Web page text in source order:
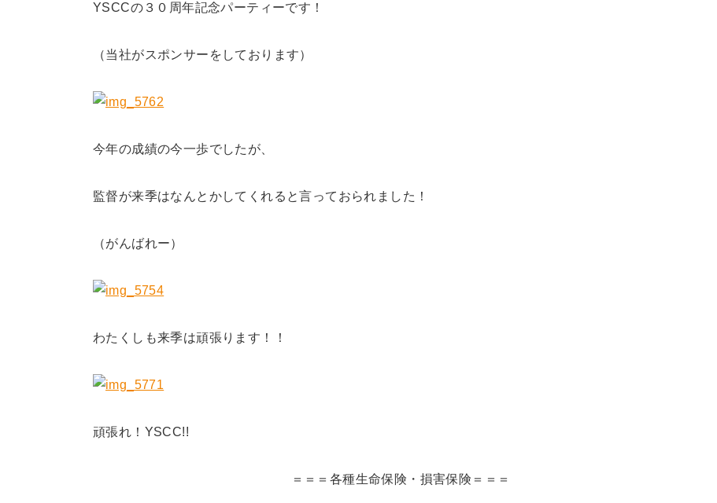
YSCCの３０周年記念パーティーです！
（当社がスポンサーをしております）
今年の成績の今一歩でしたが、
監督が来季はなんとかしてくれると言っておられました！
（がんばれー）
わたくしも来季は頑張ります！！
頑張れ！YSCC!!
＝＝＝各種生命保険・損害保険＝＝＝